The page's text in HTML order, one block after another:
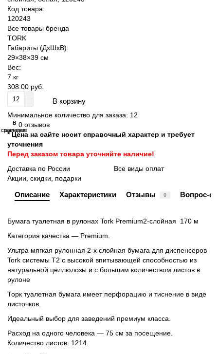
Код товара:
120243
Все товары бренда
TORK
Габариты (ДхШхВ):
29×38×39 см
Вес:
7 кг
308.00 руб.
В корзину
Минимальное количество для заказа: 12
В
закладки
В
сравнение
0 отзывов
* Цена на сайте носит справочный характер и требует
уточнения
Перед заказом товара уточняйте наличие!
Доставка по России
Все виды оплат
Акции, скидки, подарки
Описание Характеристики Отзывы 0 Вопрос-
Бумага туалетная в рулонах Tork Premium2-слойная 170 м
Категория качества — Premium.
Ультра мягкая рулонная 2-х слойная бумага для диспенсеров
Tork системы T2 с высокой впитывающей способностью из
натуральной целлюлозы и с большим количеством листов в
рулоне
Торк туалетная бумага имеет перфорацию и тиснение в виде
листочков.
Идеальный выбор для заведений премиум класса.
Расход на одного человека — 75 см за посещение.
Количество листов: 1214.